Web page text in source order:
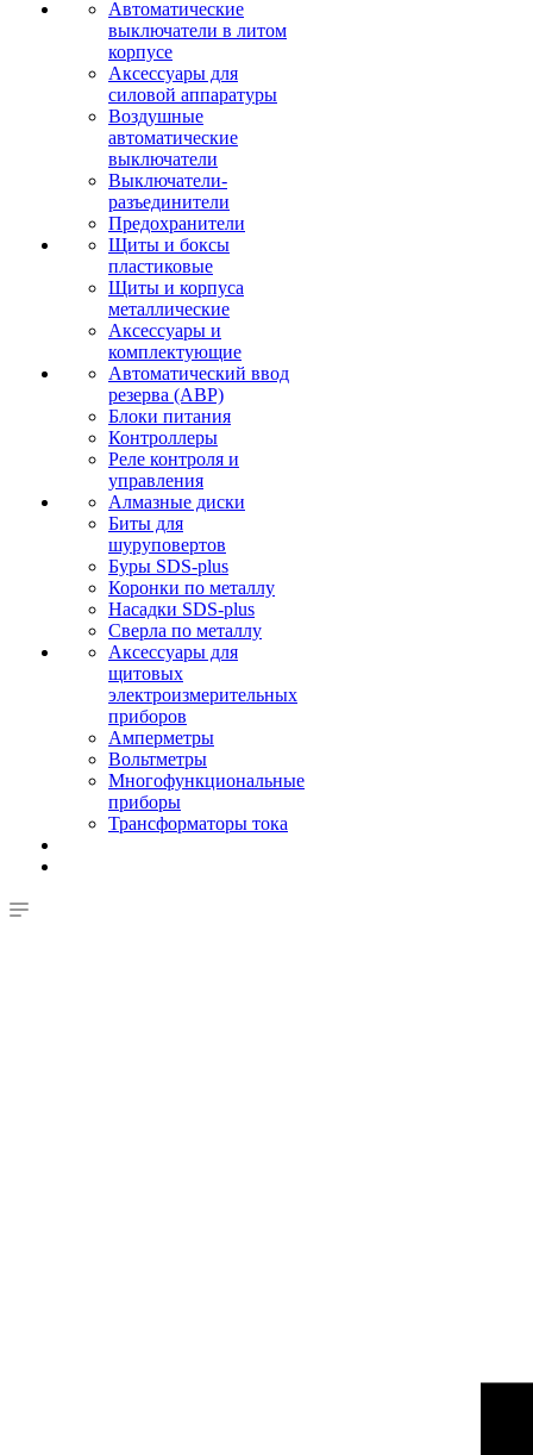
Автоматические
выключатели в литом
корпусе
Аксессуары для
силовой аппаратуры
Воздушные
автоматические
выключатели
Выключатели-
разъединители
Предохранители
Щиты и боксы
пластиковые
Щиты и корпуса
металлические
Аксессуары и
комплектующие
Автоматический ввод
резерва (АВР)
Блоки питания
Контроллеры
Реле контроля и
управления
Алмазные диски
Биты для
шуруповертов
Буры SDS-plus
Коронки по металлу
Насадки SDS-plus
Сверла по металлу
Аксессуары для
щитовых
электроизмерительных
приборов
Амперметры
Вольтметры
Многофункциональные
приборы
Трансформаторы тока